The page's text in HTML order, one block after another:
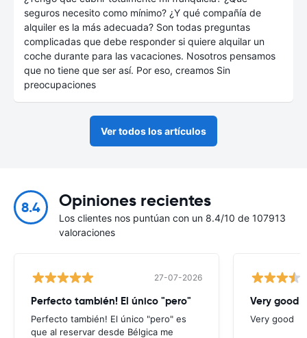
seguros necesito como mínimo? ¿Y qué compañía de
alquiler es la más adecuada? Son todas preguntas
complicadas que debe responder si quiere alquilar un
coche durante para las vacaciones. Nosotros pensamos
que no tiene que ser así. Por eso, creamos Sin
preocupaciones
Ver todos los artículos
8.4 Opiniones recientes
Los clientes nos puntúan con un 8.4/10 de 107913
valoraciones
27-07-2026
Perfecto también! El único "pero"
Perfecto también! El único "pero" es
que al reservar desde Bélgica me
Very good
Very good